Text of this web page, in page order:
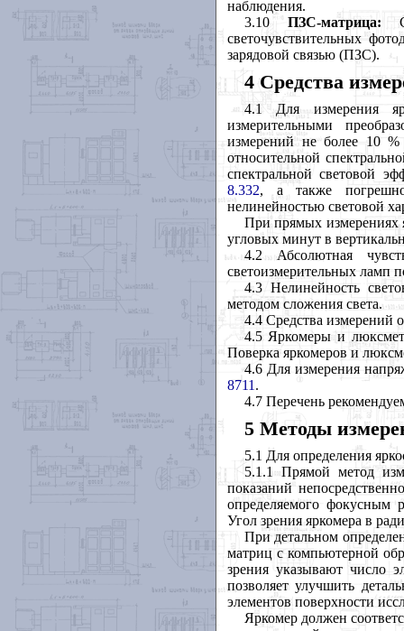
наблюдения.
3.10 ПЗС-матрица:
светочувствительных
зарядовой связью (ПЗС).
4 Средства
4.1 Для измерения
измерительными
измерений не более 10 %
относительной
спектральной световой
8.332, а также
нелинейностью световой
При прямых измерениях
угловых минут в
4.2 Абсолютная
светоизмерительных ламп
4.3 Нелинейность
методом сложения света.
4.4 Средства измерений
4.5 Яркомеры и
Поверка яркомеров и
4.6 Для измерения
8711 .
4.7 Перечень
5 Методы
5.1 Для определения
5.1.1 Прямой метод
показаний
определяемого фокусным
Угол зрения яркомера в
При детальном
матриц с компьютерной
зрения указывают число
позволяет улучшить
элементов поверхности
Яркомер должен